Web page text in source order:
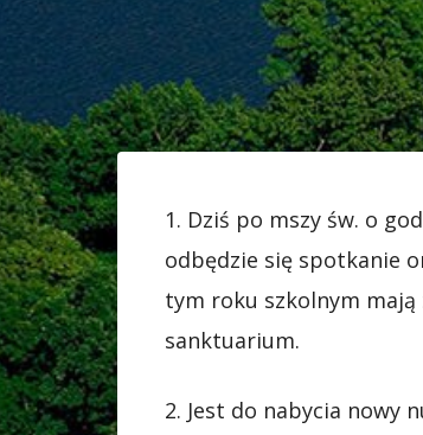
1. Dziś po mszy św. o
odbędzie się spotkanie
tym roku szkolnym
sanktuarium.
2. Jest do nabycia nowy